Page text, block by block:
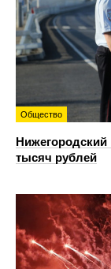
Общество
тысяч рублей